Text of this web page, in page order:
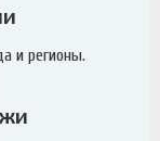
и регионы.